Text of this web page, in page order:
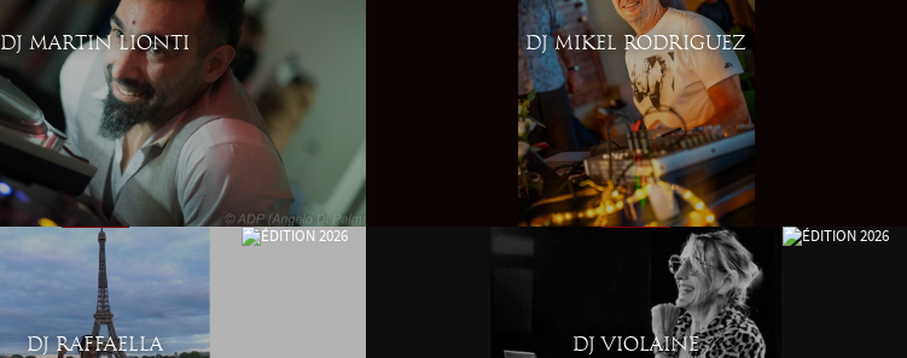
DJ MARTIN LIONTI DJ MIKEL RODRIGUEZ
DJ RAFFAELLA DJ VIOLAINE